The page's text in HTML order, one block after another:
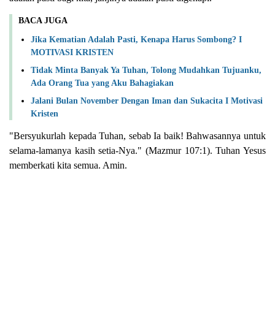
BACA JUGA
Jika Kematian Adalah Pasti, Kenapa Harus Sombong? I
MOTIVASI KRISTEN
Tidak Minta Banyak Ya Tuhan, Tolong Mudahkan Tujuanku,
Ada Orang Tua yang Aku Bahagiakan
Jalani Bulan November Dengan Iman dan Sukacita I Motivasi
Kristen
"Bersyukurlah kepada Tuhan, sebab Ia baik! Bahwasannya untuk
selama-lamanya kasih setia-Nya." (Mazmur 107:1). Tuhan Yesus
memberkati kita semua. Amin.